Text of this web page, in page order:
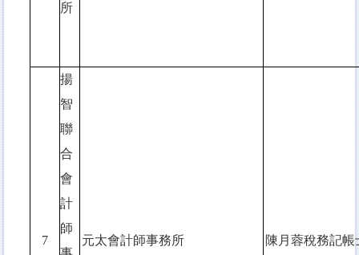
所
7
揚
智
聯
合
會
計
師
元太會計師事務所 陳月蓉稅務記帳